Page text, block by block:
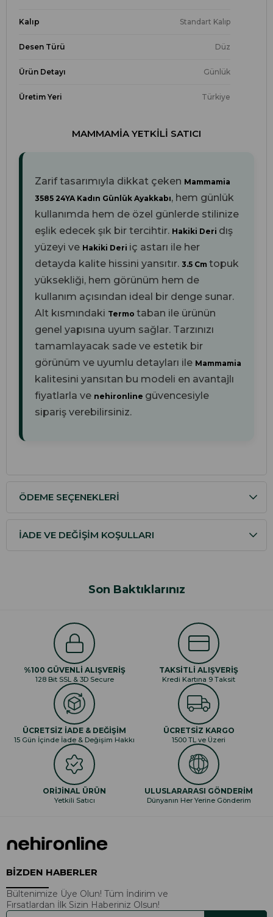
Kalıp Standart Kalıp
Desen Türü Düz
Ürün Detayı Günlük
Üretim Yeri Türkiye
MAMMAMIA YETKILI SATICI
Zarif tasarımıyla dikkat çeken Mammamia
3585 24YA Kadın Günlük Ayakkabı, hem günlük
kullanımda hem de özel günlerde stilinize
eşlik edecek şık bir tercihtir. Hakiki Deri dış
yüzeyi ve Hakiki Deri iç astarı ile her
detayda kalite hissini yansıtır. 3.5 Cm topuk
yüksekliği, hem görünüm hem de
kullanım açısından ideal bir denge sunar.
Alt kısmındaki Termo taban ile ürünün
genel yapısına uyum sağlar. Tarzınızı
tamamlayacak sade ve estetik bir
görünüm ve uyumlu detayları ile Mammamia
kalitesini yansıtan bu modeli en avantajlı
fiyatlarla ve nehironline güvencesiyle
sipariş verebilirsiniz.
ÖDEME SEÇENEKLERI
İADE VE DEĞIŞIM KOŞULLARI
Son Baktıklarınız
%100 GÜVENLİ ALIŞVERİŞ
128 Bit SSL & 3D Secure
TAKSİTLİ ALIŞVERİŞ
Kredi Kartına 9 Taksit
ÜCRETSİZ İADE & DEĞİŞİM
15 Gün İçinde İade & Değişim Hakkı
ÜCRETSİZ KARGO
1500 TL ve Üzeri
ORİJİNAL ÜRÜN
Yetkili Satıcı
ULUSLARARASI GÖNDERİM
Dünyanın Her Yerine Gönderim
BİZDEN HABERLER
Bültenimize Üye Olun! Tüm İndirim ve
Fırsatlardan İlk Sizin Haberiniz Olsun!